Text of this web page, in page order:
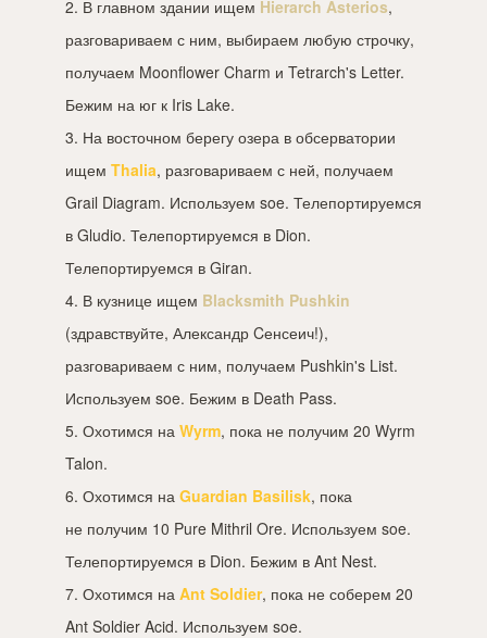
2. В главном здании ищем Hierarch Asterios,
разговариваем с ним, выбираем любую строчку,
получаем Moonflower Charm и Tetrarch's Letter.
Бежим на юг к Iris Lake.
3. На восточном берегу озера в обсерватории
ищем Thalia, разговариваем с ней, получаем
Grail Diagram. Используем soe. Телепортируемся
в Gludio. Телепортируемся в Dion.
Телепортируемся в Giran.
4. В кузнице ищем Blacksmith Pushkin
(здравствуйте, Александр Cенсеич!),
разговариваем с ним, получаем Pushkin's List.
Используем soe. Бежим в Death Pass.
5. Охотимся на Wyrm, пока не получим 20 Wyrm
Talon.
6. Охотимся на Guardian Basilisk, пока
не получим 10 Pure Mithril Ore. Используем soe.
Телепортируемся в Dion. Бежим в Ant Nest.
7. Охотимся на Ant Soldier, пока не соберем 20
Ant Soldier Acid. Используем soe.